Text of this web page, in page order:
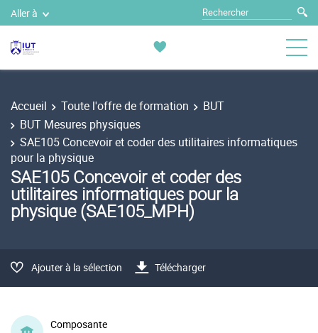
Aller à
Accueil Toute l'offre de formation
BUT
BUT Mesures physiques
SAE105 Concevoir et coder des utilitaires informatiques
pour la physique
SAE105 Concevoir et coder des
utilitaires informatiques pour la
physique (SAE105_MPH)
Ajouter à la sélection Télécharger
Composante